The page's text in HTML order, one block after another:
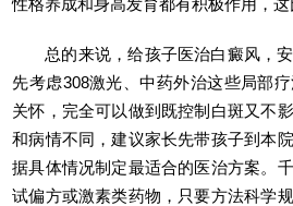
性格养成和身高发育都有积极作用，这
总的来说，给孩子医治白癜风，
先考虑308激光、中药外治这些局部
关怀，完全可以做到既控制白斑又不
和病情不同，建议家长先带孩子到本
据具体情况制定最适合的医治方案。
试偏方或激素类药物，只要方法科学